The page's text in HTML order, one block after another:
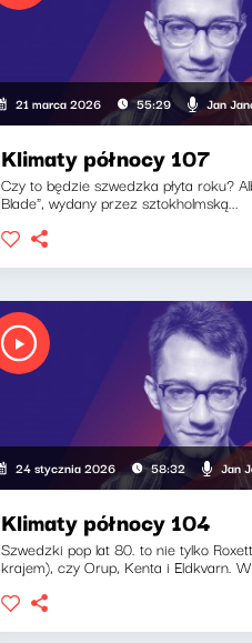
21 marca 2026 55:29 Jan
Klimaty północy 107
Czy to będzie szwedzka płyta roku?
Blade", wydany przez sztokholmską...
24 stycznia 2026 58:32 Jan
Klimaty północy 104
Szwedzki pop lat 80. to nie tylko
krajem), czy Orup, Kenta i Eldkvarn.